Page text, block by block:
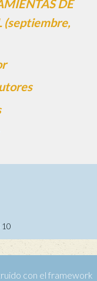
DE
(septiembre,
10
con el framework